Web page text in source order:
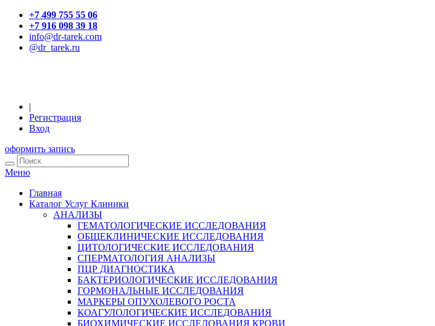
+7 499 755 55 06
+7 916 098 39 18
info@dr-tarek.com
@dr_tarek.ru
|
Регистрация
Вход
оформить запись
Меню
Главная
Каталог Услуг Клиники
АНАЛИЗЫ
ГЕМАТОЛОГИЧЕСКИЕ ИССЛЕДОВАНИЯ
ОБЩЕКЛИНИЧЕСКИЕ ИССЛЕДОВАНИЯ
ЦИТОЛОГИЧЕСКИЕ ИССЛЕДОВАНИЯ
СПЕРМАТОЛОГИЯ АНАЛИЗЫ
ПЦР ДИАГНОСТИКА
БАКТЕРИОЛОГИЧЕСКИЕ ИССЛЕДОВАНИЯ
ГОРМОНАЛЬНЫЕ ИССЛЕДОВАНИЯ
МАРКЕРЫ ОПУХОЛЕВОГО РОСТА
КОАГУЛОЛОГИЧЕСКИЕ ИССЛЕДОВАНИЯ
БИОХИМИЧЕСКИЕ ИССЛЕДОВАНИЯ КРОВИ